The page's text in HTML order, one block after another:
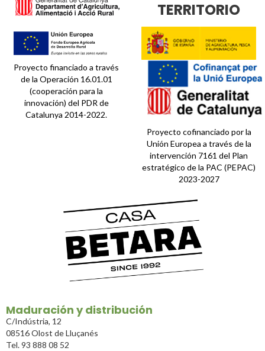
Proyecto financiado a través
de la Operación 16.01.01
(cooperación para la
innovación) del PDR de
Catalunya 2014-2022.
TERRITORIO
Proyecto cofinanciado por la
Unión Europea a través de la
intervención 7161 del Plan
estratégico de la PAC (PEPAC)
2023-2027
Maduración y distribución
C/Indústria, 12
08516 Olost de Lluçanés
Tel. 93 888 08 52